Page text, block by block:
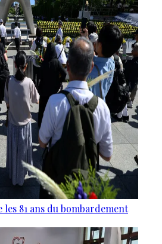
81 ans du bombardement